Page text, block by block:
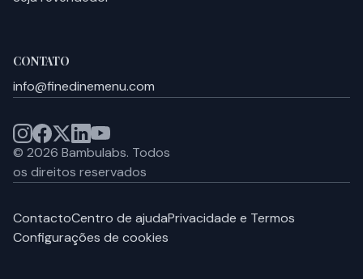
CONTATO
info@finedinemenu.com
© 2026 Bambulabs. Todos
os direitos reservados
ContactoCentro de ajudaPrivacidade e Termos
Configurações de cookies